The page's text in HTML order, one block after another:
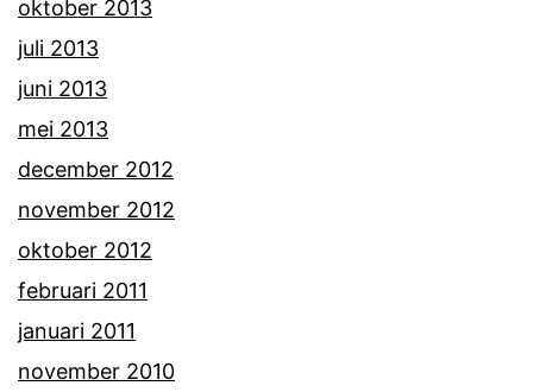
oktober 2013
juli 2013
juni 2013
mei 2013
december 2012
november 2012
oktober 2012
februari 2011
januari 2011
november 2010